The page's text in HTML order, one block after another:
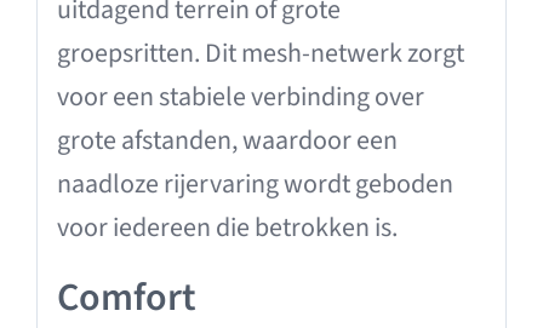
uitdagend terrein of grote
groepsritten. Dit mesh-netwerk zorgt
voor een stabiele verbinding over
grote afstanden, waardoor een
naadloze rijervaring wordt geboden
voor iedereen die betrokken is.
Comfort